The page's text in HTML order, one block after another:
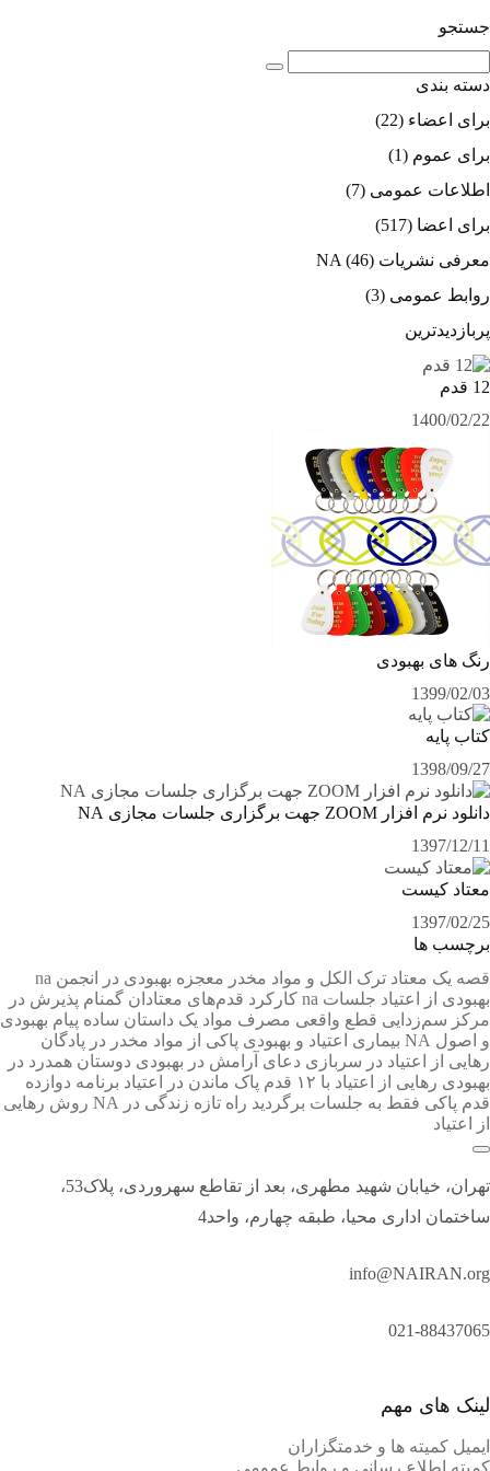
جستجو
دسته بندی
برای اعضاء (22)
برای عموم (1)
اطلاعات عمومی (7)
برای اعضا (517)
معرفی نشریات NA (46)
روابط عمومی (3)
پربازدیدترین
12 قدم
1400/02/22
رنگ های بهبودی
1399/02/03
کتاب پایه
1398/09/27
دانلود نرم افزار ZOOM جهت برگزاری جلسات مجازی NA
1397/12/11
معتاد کيست
1397/02/25
برچسب ها
قصه یک معتاد ترک الکل و مواد مخدر معجزه بهبودی در انجمن na
بهبودی از اعتیاد جلسات na
کارکرد قدم‌های معتادان گمنام پذیرش در
مرکز سم‌زدایی قطع واقعی مصرف مواد یک داستان ساده پیام بهبودی
و اصول NA
بیماری اعتیاد و بهبودی پاکی از مواد مخدر در پادگان
رهایی از اعتیاد در سربازی دعای آرامش در بهبودی دوستان همدرد در
بهبودی رهایی از اعتیاد با ۱۲ قدم پاک ماندن در اعتیاد برنامه دوازده
قدم پاکی فقط به جلسات برگردید راه تازه زندگی در NA
روش رهایی
از اعتیاد
تهران، خیابان شهید مطهری، بعد از تقاطع سهروردی، پلاک53،
ساختمان اداری محیا، طبقه چهارم، واحد4
info@NAIRAN.org
021-88437065
لینک های مهم
ایمیل کمیته ها و خدمتگزاران